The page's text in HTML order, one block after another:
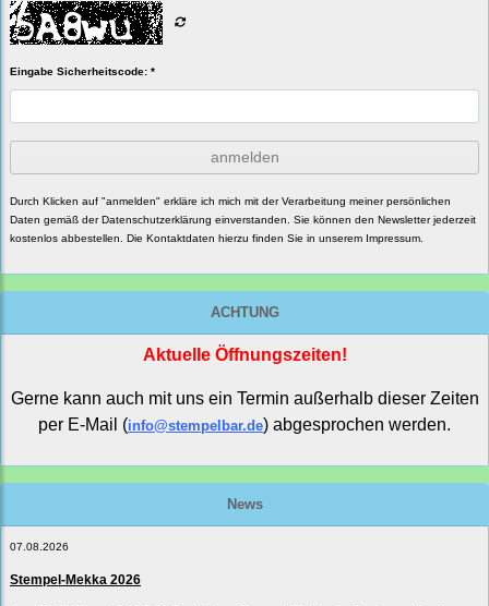
Eingabe Sicherheitscode: *
anmelden
Durch Klicken auf "anmelden" erkläre ich mich mit der Verarbeitung meiner persönlichen
Daten gemäß der Datenschutzerklärung einverstanden. Sie können den Newsletter jederzeit
kostenlos abbestellen. Die Kontaktdaten hierzu finden Sie in unserem Impressum.
ACHTUNG
Aktuelle Öffnungszeiten!
Gerne kann auch mit uns ein Termin außerhalb dieser Zeiten
per E-Mail (info@stempelbar.de) abgesprochen werden.
News
07.08.2026
Stempel-Mekka 2026